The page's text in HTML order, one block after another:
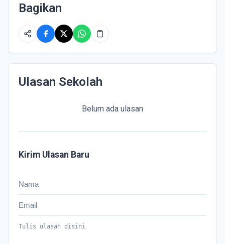
Bagikan
Ulasan Sekolah
Belum ada ulasan
Kirim Ulasan Baru